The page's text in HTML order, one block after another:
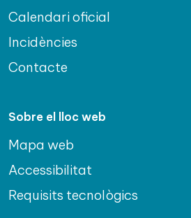
Calendari oficial
Incidències
Contacte
Sobre el lloc web
Mapa web
Accessibilitat
Requisits tecnològics